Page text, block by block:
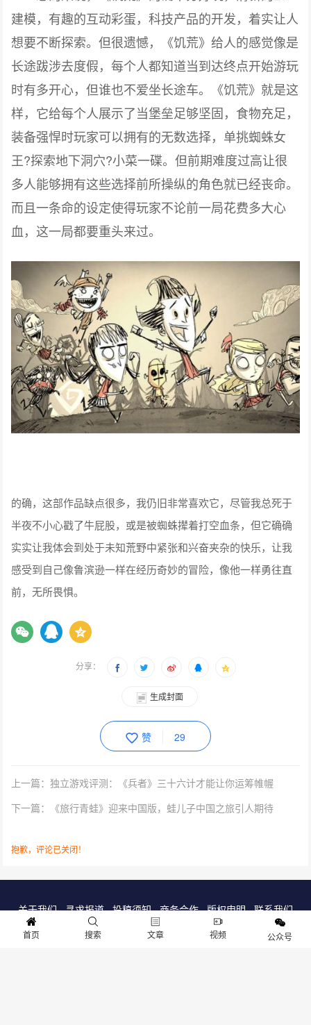
建模，有趣的互动彩蛋，科技产品的开发，着实让人
想要不断探索。但很遗憾，《饥荒》给人的感觉像是
长途跋涉去度假，每个人都知道当到达终点开始游玩
时有多开心，但谁也不爱坐长途车。《饥荒》就是这
样，它给每个人展示了当堡垒足够坚固，食物充足，
装备强悍时玩家可以拥有的无数选择，单挑蜘蛛女
王?探索地下洞穴?小菜一碟。但前期难度过高让很
多人能够拥有这些选择前所操纵的角色就已经丧命。
而且一条命的设定使得玩家不论前一局花费多大心
血，这一局都要重头来过。
的确，这部作品缺点很多，我仍旧非常喜欢它，尽管我总死于
半夜不小心戳了牛屁股，或是被蜘蛛撵着打空血条，但它确确
实实让我体会到处于未知荒野中紧张和兴奋夹杂的快乐，让我
感受到自己像鲁滨逊一样在经历奇妙的冒险，像他一样勇往直
前，无所畏惧。
分享：
生成封面
赞 29
上一篇：独立游戏评测：《兵者》三十六计才能让你运筹帷幄
下一篇：《旅行青蛙》迎来中国版，蛙儿子中国之旅引人期待
抱歉，评论已关闭！
关于我们 寻求报道 投稿须知 商务合作 版权申明 联系我们
客服电话：13141170010 反馈建议：m@gameib.cn
首页 搜索 文章 视频 公众号